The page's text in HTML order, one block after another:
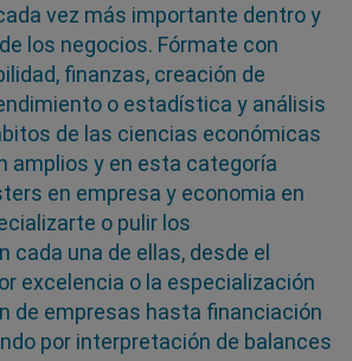
vez más importante dentro y
los negocios. Fórmate con
finanzas, creación de
o estadística y análisis
de las ciencias económicas
amplios y en esta categoría
en empresa y economia en
o pulir los
cada una de ellas, desde el
excelencia o la especialización
de empresas hasta financiación
por interpretación de balances